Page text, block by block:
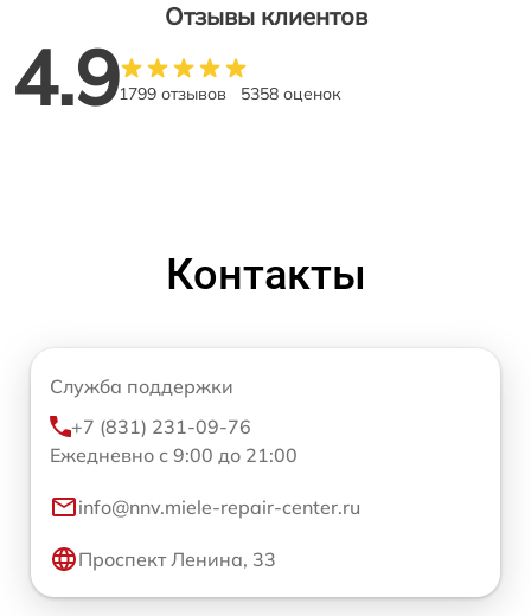
Отзывы клиентов
4.91799 отзывов 5358 оценок
Контакты
Служба поддержки
+7 (831) 231-09-76
Ежедневно с 9:00 до 21:00
info@nnv.miele-repair-center.ru
Проспект Ленина, 33